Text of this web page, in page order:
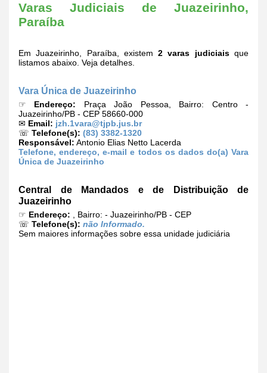
Varas Judiciais de Juazeirinho,
Paraíba
Em Juazeirinho, Paraíba, existem2 varas judiciaisque
listamos abaixo. Veja detalhes.
Vara Única de Juazeirinho
☞ Endereço: Praça João Pessoa, Bairro: Centro -
Juazeirinho/PB - CEP 58660-000
✉ Email: jzh.1vara@tjpb.jus.br
☏ Telefone(s): (83) 3382-1320
Responsável: Antonio Elias Netto Lacerda
Telefone, endereço, e-mail e todos os dados do(a) Vara
Única de Juazeirinho
Central de Mandados e de Distribuição de
Juazeirinho
☞ Endereço: , Bairro: - Juazeirinho/PB - CEP
☏ Telefone(s): não Informado.
Sem maiores informações sobre essa unidade judiciária